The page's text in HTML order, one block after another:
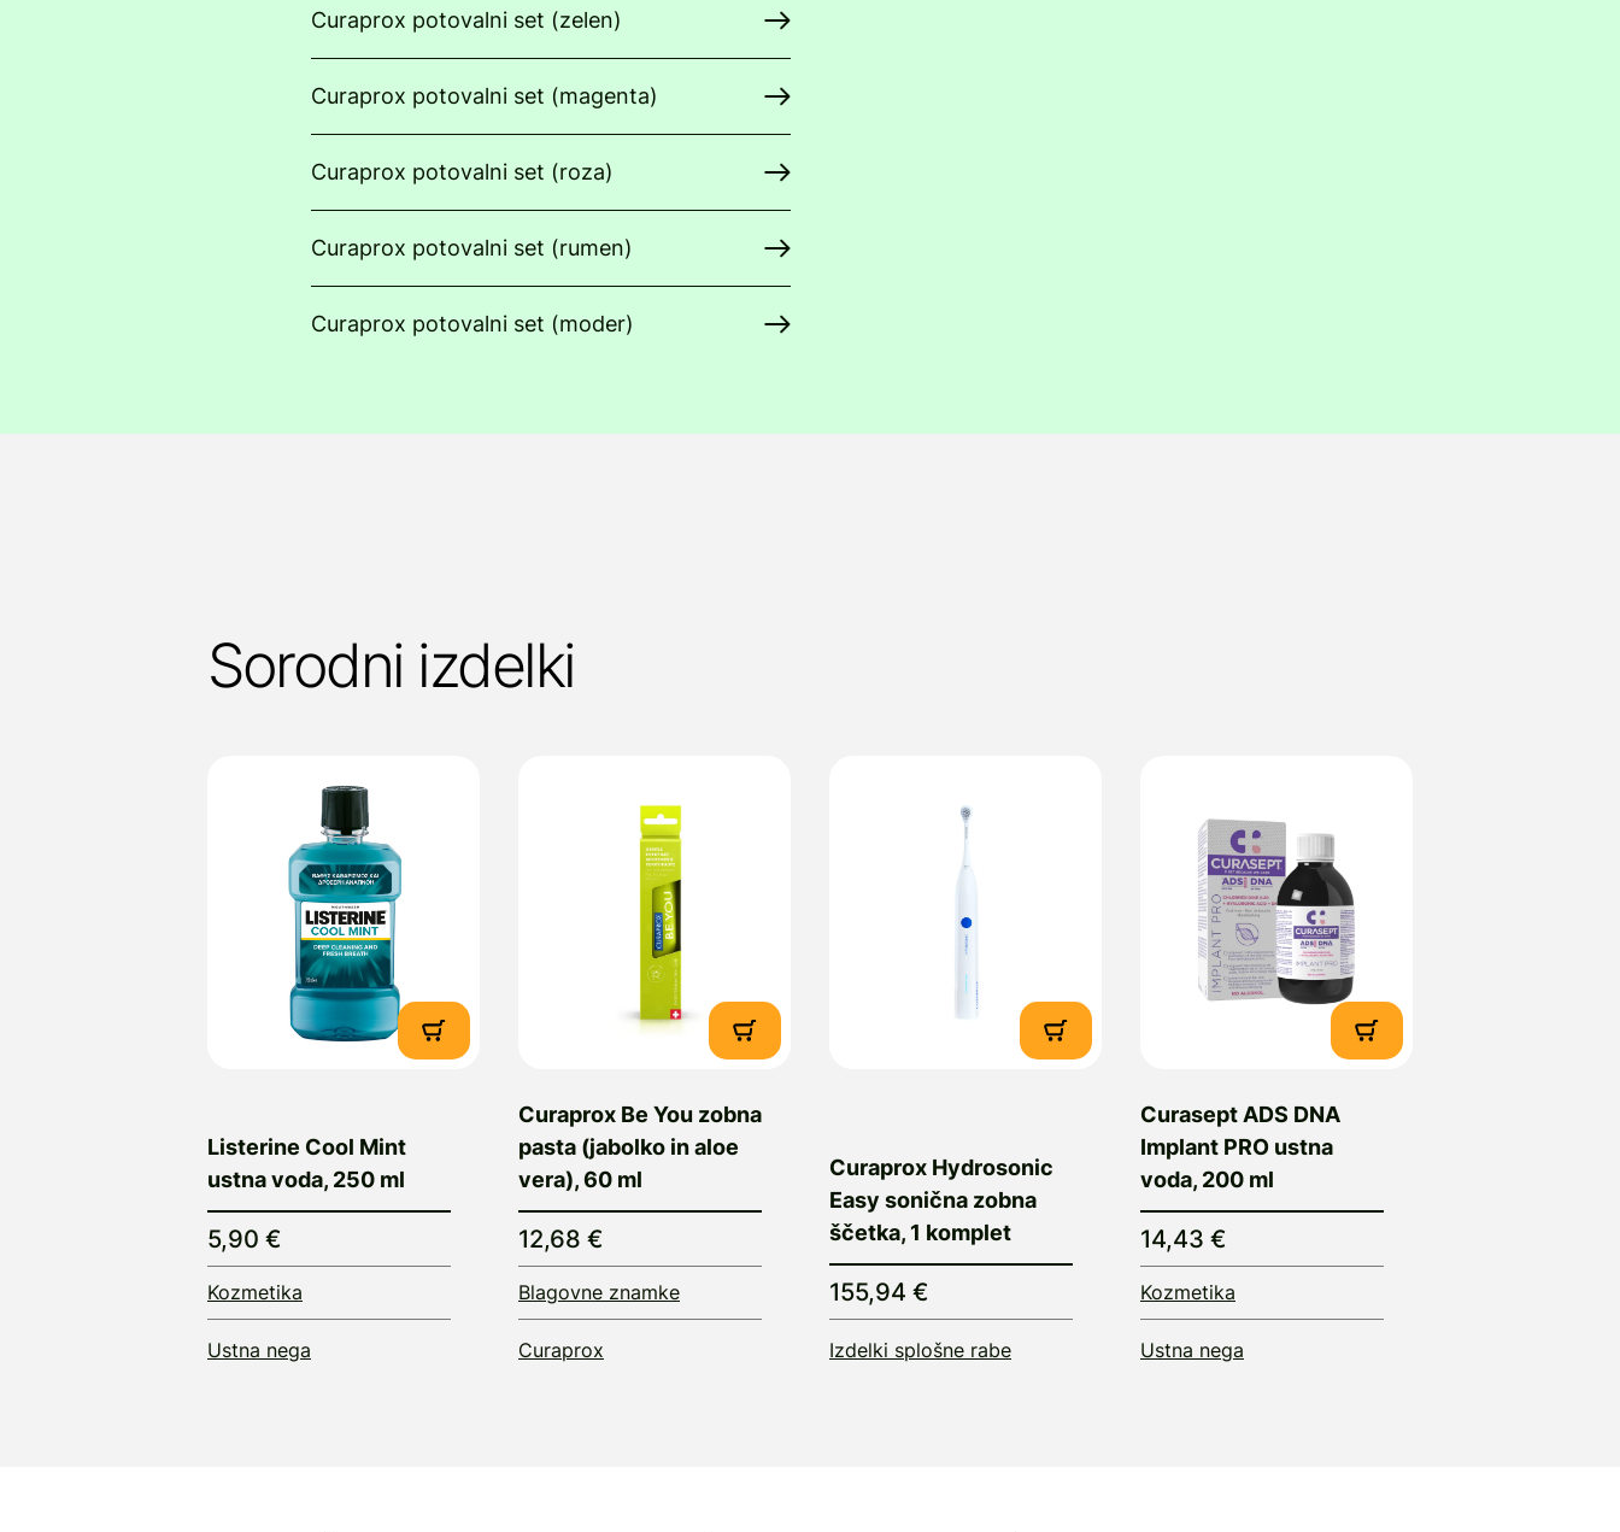
Curaprox potovalni set (zelen)
Curaprox potovalni set (magenta)
Curaprox potovalni set (roza)
Curaprox potovalni set (rumen)
Curaprox potovalni set (moder)
Sorodni izdelki
Listerine Cool Mint
ustna voda, 250 ml
5,90 €
Kozmetika
Ustna nega
Curaprox Be You zobna
pasta (jabolko in aloe
vera), 60 ml
12,68 €
Blagovne znamke
Curaprox
Curaprox Hydrosonic
Easy sonična zobna
ščetka, 1 komplet
155,94 €
Izdelki splošne rabe
Curasept ADS DNA
Implant PRO ustna
voda, 200 ml
14,43 €
Kozmetika
Ustna nega